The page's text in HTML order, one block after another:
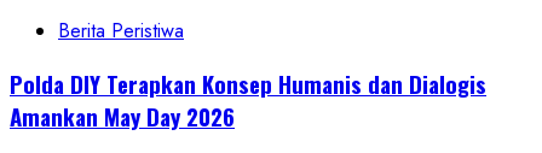
Penipuan
Danagung,
Korban
Berita Peristiwa
Polda DIY Terapkan Konsep Humanis dan Dialogis
Amankan May Day 2026